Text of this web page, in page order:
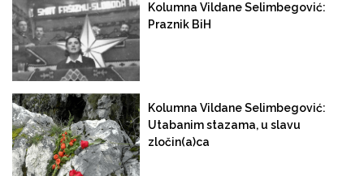
Kolumna Vildane Selimbegović:
Praznik BiH
Kolumna Vildane Selimbegović:
Utabanim stazama, u slavu
zločin(a)ca